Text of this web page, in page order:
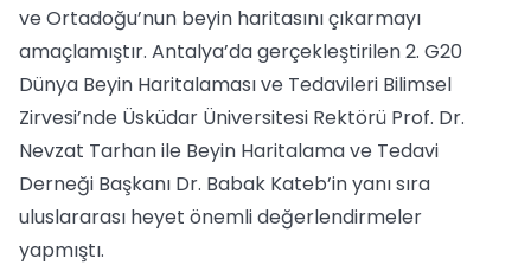
ve Ortadoğu’nun beyin haritasını çıkarmayı
amaçlamıştır. Antalya’da gerçekleştirilen 2. G20
Dünya Beyin Haritalaması ve Tedavileri Bilimsel
Zirvesi’nde Üsküdar Üniversitesi Rektörü Prof. Dr.
Nevzat Tarhan ile Beyin Haritalama ve Tedavi
Derneği Başkanı Dr. Babak Kateb’in yanı sıra
uluslararası heyet önemli değerlendirmeler
yapmıştı.